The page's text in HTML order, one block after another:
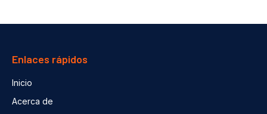
Enlaces rápidos
Inicio
Acerca de